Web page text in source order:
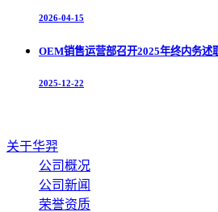
2026-04-15
OEM销售运营部召开2025年终内务述
2025-12-22
关于华羿
公司概况
公司新闻
荣誉资质